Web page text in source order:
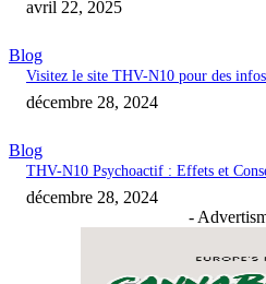
avril 22, 2025
Blog
Visitez le site THV-N10 pour des
décembre 28, 2024
Blog
THV-N10 Psychoactif : Effets et
décembre 28, 2024
-